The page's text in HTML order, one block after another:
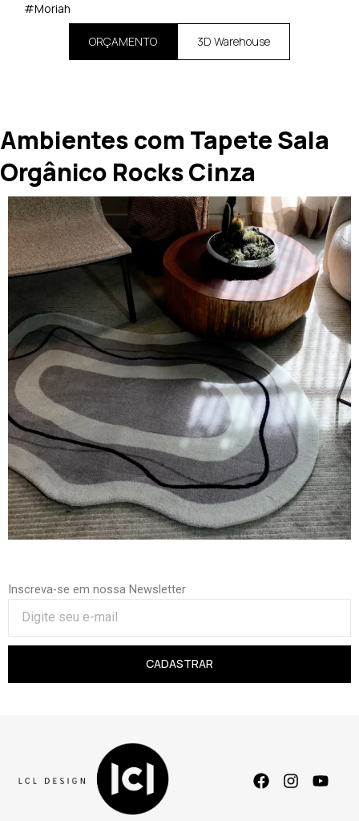
#Moriah
ORÇAMENTO 3D Warehouse
Ambientes com Tapete Sala
Orgânico Rocks Cinza
Inscreva-se em nossa Newsletter
CADASTRAR